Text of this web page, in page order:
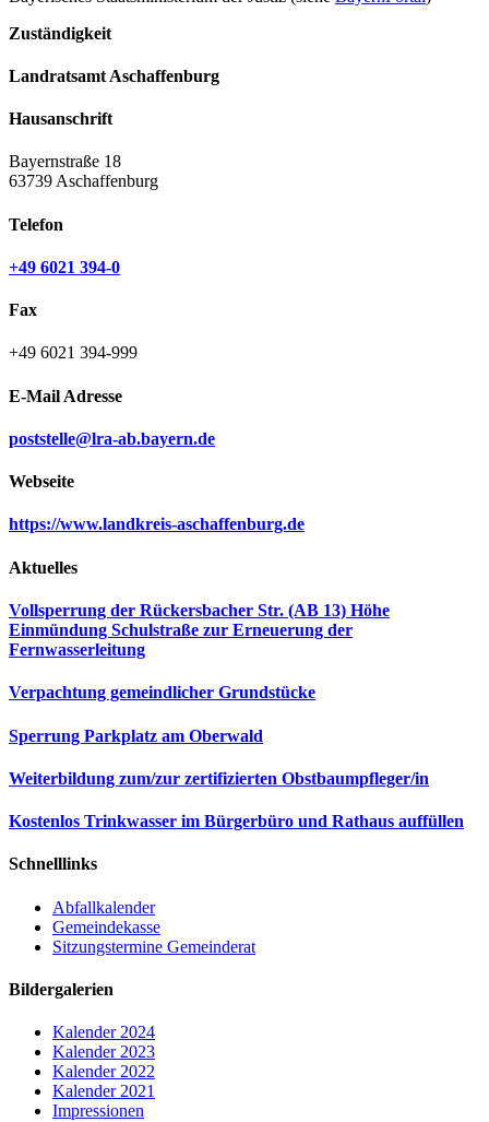
Zuständigkeit
Landratsamt Aschaffenburg
Hausanschrift
Bayernstraße 18
63739 Aschaffenburg
Telefon
+49 6021 394-0
Fax
+49 6021 394-999
E-Mail Adresse
poststelle@lra-ab.bayern.de
Webseite
https://www.landkreis-aschaffenburg.de
Aktuelles
Vollsperrung der Rückersbacher Str. (AB 13) Höhe
Einmündung Schulstraße zur Erneuerung der
Fernwasserleitung
Verpachtung gemeindlicher Grundstücke
Sperrung Parkplatz am Oberwald
Weiterbildung zum/zur zertifizierten Obstbaumpfleger/in
Kostenlos Trinkwasser im Bürgerbüro und Rathaus auffüllen
Schnelllinks
Abfallkalender
Gemeindekasse
Sitzungstermine Gemeinderat
Bildergalerien
Kalender 2024
Kalender 2023
Kalender 2022
Kalender 2021
Impressionen